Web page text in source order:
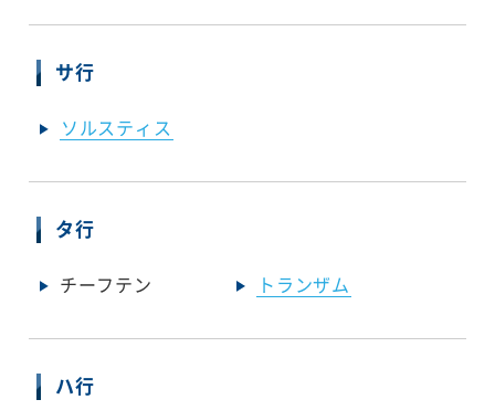
サ行
ソルスティス
タ行
チーフテン トランザム
ハ行